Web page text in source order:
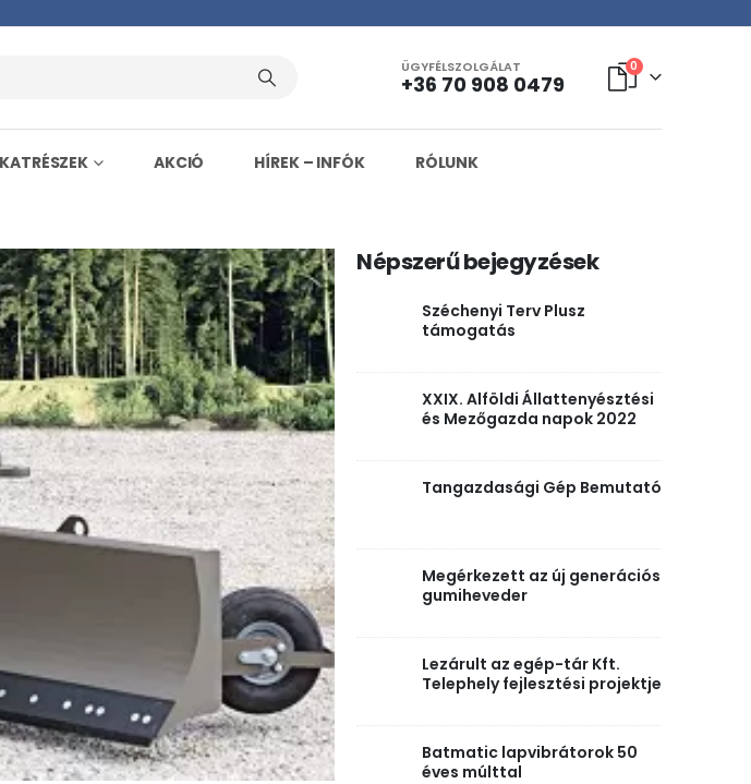
ÜGYFÉLSZOLGÁLAT
+36 70 908 0479
0
AKCIÓ HÍREK – INFÓK RÓLUNK
Népszerű bejegyzések
Széchenyi Terv Plusz
támogatás
XXIX. Alföldi Állattenyésztési
és Mezőgazda napok 2022
Tangazdasági Gép Bemutató
Megérkezett az új generációs
gumiheveder
Lezárult az egép-tár Kft.
Telephely fejlesztési projektje
Batmatic lapvibrátorok 50
éves múlttal